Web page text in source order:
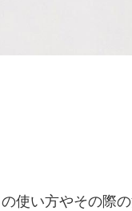
の使い方やその際